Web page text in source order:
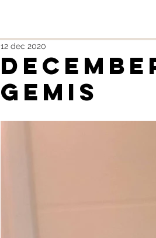
gemis
12 dec 2020